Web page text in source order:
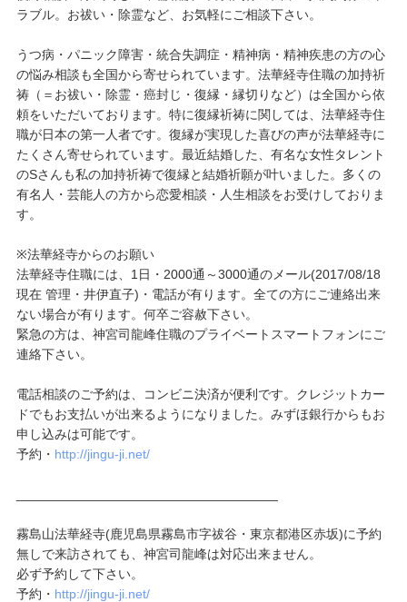
ラブル。お祓い・除霊など、お気軽にご相談下さい。
うつ病・パニック障害・統合失調症・精神病・精神疾患の方の心
の悩み相談も全国から寄せられています。法華経寺住職の加持祈
祷（＝お祓い・除霊・癌封じ・復縁・縁切りなど）は全国から依
頼をいただいております。特に復縁祈祷に関しては、法華経寺住
職が日本の第一人者です。復縁が実現した喜びの声が法華経寺に
たくさん寄せられています。最近結婚した、有名な女性タレント
のSさんも私の加持祈祷で復縁と結婚祈願が叶いました。多くの
有名人・芸能人の方から恋愛相談・人生相談をお受けしておりま
す。
※法華経寺からのお願い
法華経寺住職には、1日・2000通～3000通のメール(2017/08/18
現在 管理・井伊直子)・電話が有ります。全ての方にご連絡出来
ない場合が有ります。何卒ご容赦下さい。
緊急の方は、神宮司龍峰住職のプライベートスマートフォンにご
連絡下さい。
電話相談のご予約は、コンビニ決済が便利です。クレジットカー
ドでもお支払いが出来るようになりました。みずほ銀行からもお
申し込みは可能です。
予約・ http://jingu-ji.net/
霧島山法華経寺(鹿児島県霧島市字祓谷・東京都港区赤坂)に予約
無しで来訪されても、神宮司龍峰は対応出来ません。
必ず予約して下さい。
予約・ http://jingu-ji.net/